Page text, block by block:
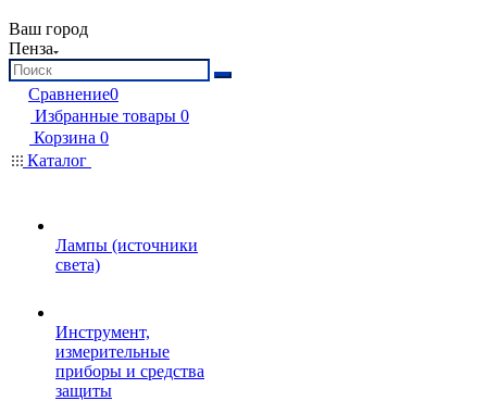
Ваш город
Пенза
Сравнение0
Избранные товары 0
Корзина 0
Каталог
Лампы (источники
света)
Инструмент,
измерительные
приборы и средства
защиты